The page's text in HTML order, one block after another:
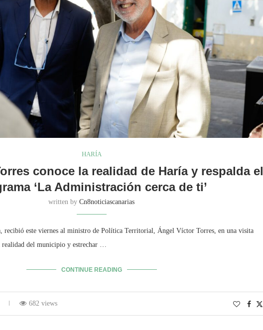
HARÍA
conoce la realidad de Haría y respalda el
‘La Administración cerca de ti’
written byCn8noticiascanarias
este viernes al ministro de Política Territorial, Ángel Víctor Torres, en una visita
del municipio y estrechar …
CONTINUE READING
682 views